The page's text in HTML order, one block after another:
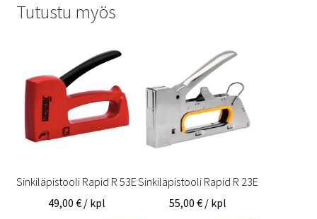
Tutustu myös
Sinkiläpistooli Rapid R 53E
49,00 € / kpl
Sinkiläpistooli Rapid R 23E
55,00€ / kpl